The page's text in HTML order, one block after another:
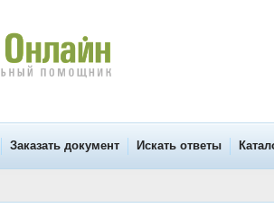
Заказать документ Искать ответы